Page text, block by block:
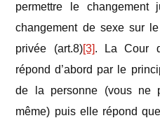
permettre le
changement de sexe sur
privée (art.8)[3]. La Cour
répond d’abord par le
de la personne (vous ne
même) puis elle répond